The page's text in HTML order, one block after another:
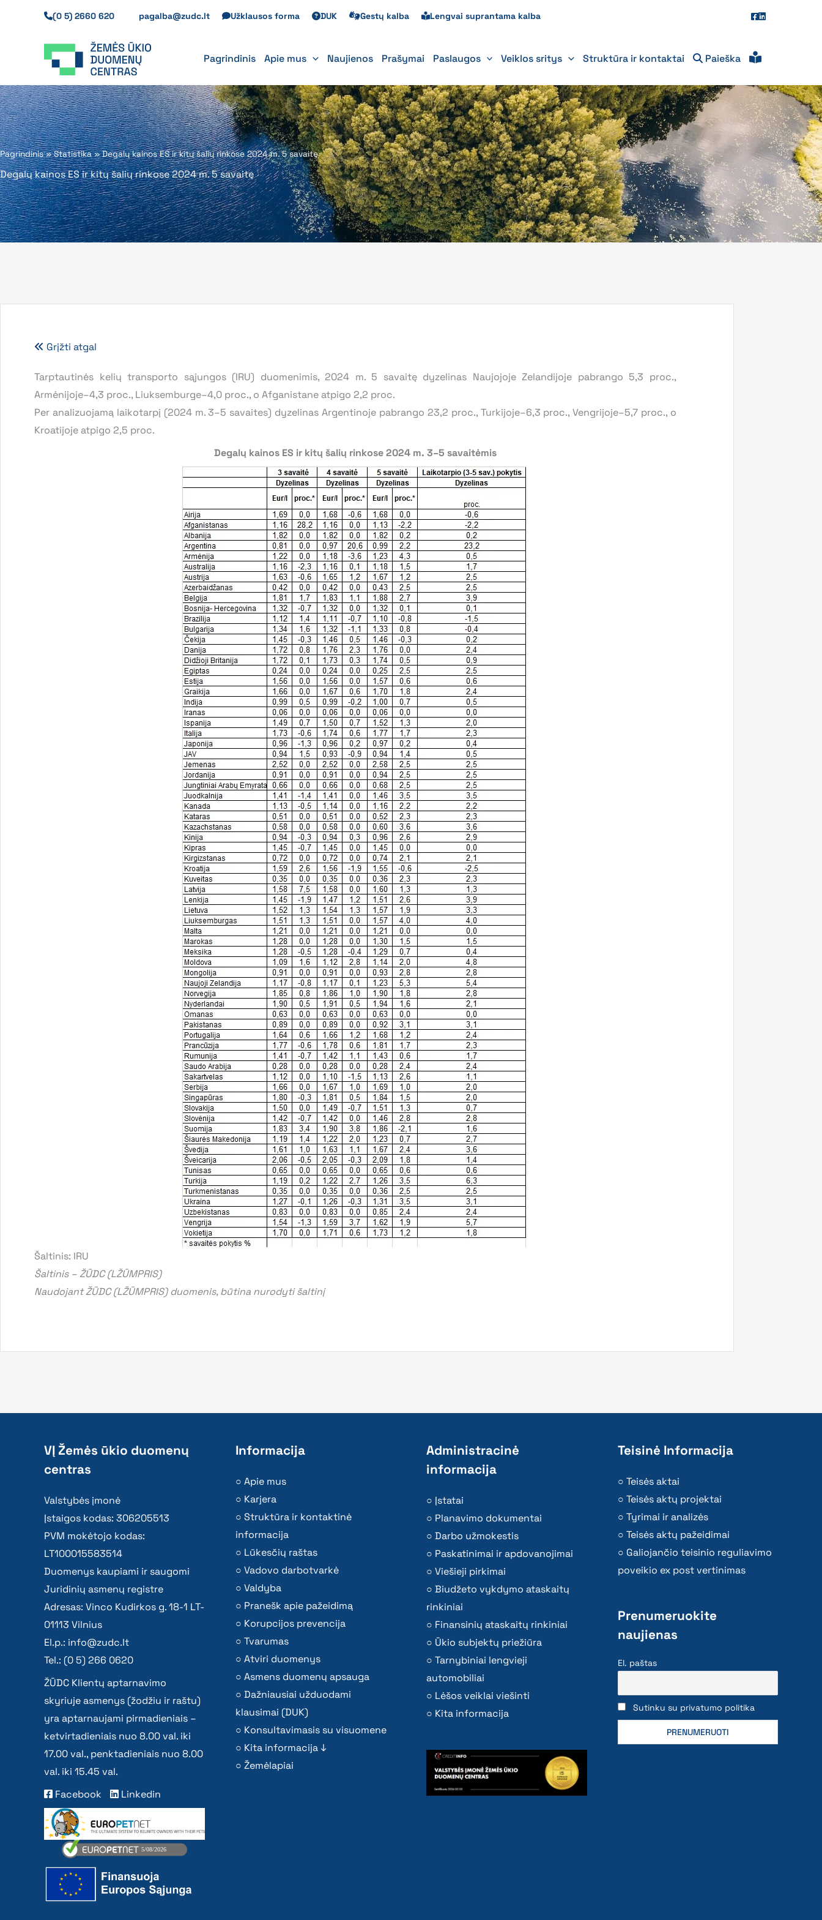
(0 5) 2660 620 pagalba@zudc.lt Užklausos forma DUK Gestų kalba Lengvai suprantama kalba
Pagrindinis Apie mus Naujienos Prašymai Paslaugos Veiklos sritys Struktūra ir kontaktai Paieška
Pagrindinis»Statistika»Degalų kainos ES ir kitų šalių rinkose 2024 m. 5 savaitę
Degalų kainos ES ir kitų šalių rinkose 2024 m. 5 savaitę
Grįžti atgal
Tarptautinės kelių transporto sąjungos (IRU) duomenimis, 2024 m. 5 savaitę dyzelinas Naujojoje Zelandijoje pabrango 5,3 proc.,
Armėnijoje–4,3 proc., Liuksemburge–4,0 proc., o Afganistane atpigo 2,2 proc.
Per analizuojamą laikotarpį (2024 m. 3–5 savaites) dyzelinas Argentinoje pabrango 23,2 proc., Turkijoje–6,3 proc., Vengrijoje–5,7 proc., o
Kroatijoje atpigo 2,5 proc.
Degalų kainos ES ir kitų šalių rinkose 2024 m. 3–5 savaitėmis
Šaltinis: IRU
Šaltinis – ŽŪDC (LŽŪMPRIS)
Naudojant ŽŪDC (LŽŪMPRIS) duomenis, būtina nurodyti šaltinį
VĮ Žemės ūkio duomenų
centras
Valstybės įmonė
Įstaigos kodas: 306205513
PVM mokėtojo kodas:
LT100015583514
Duomenys kaupiami ir saugomi
Juridinių asmenų registre
Adresas: Vinco Kudirkos g. 18-1 LT-
01113 Vilnius
El.p.: info@zudc.lt
Tel.: (0 5) 266 0620
ŽŪDC Klientų aptarnavimo
skyriuje asmenys (žodžiu ir raštu)
yra aptarnaujami pirmadieniais –
ketvirtadieniais nuo 8.00 val. iki
17.00 val., penktadieniais nuo 8.00
val. iki 15.45 val.
Facebook
Linkedin
Informacija
Apie mus
Karjera
Struktūra ir kontaktinė
informacija
Lūkesčių raštas
Vadovo darbotvarkė
Valdyba
Pranešk apie pažeidimą
Korupcijos prevencija
Tvarumas
Atviri duomenys
Asmens duomenų apsauga
Dažniausiai užduodami
klausimai (DUK)
Konsultavimasis su visuomene
Kita informacija ↓
Žemėlapiai
Administracinė
informacija
Įstatai
Planavimo dokumentai
Darbo užmokestis
Paskatinimai ir apdovanojimai
Viešieji pirkimai
Biudžeto vykdymo ataskaitų
rinkiniai
Finansinių ataskaitų rinkiniai
Ūkio subjektų priežiūra
Tarnybiniai lengvieji
automobiliai
Lėšos veiklai viešinti
Kita informacija
Teisinė Informacija
Teisės aktai
Teisės aktų projektai
Tyrimai ir analizės
Teisės aktų pažeidimai
Galiojančio teisinio reguliavimo
poveikio ex post vertinimas
Prenumeruokite
naujienas
El. paštas
Sutinku su privatumo politika